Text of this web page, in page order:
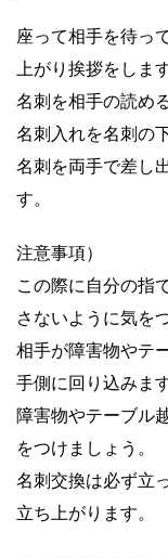
座って相手を待っ
上がり挨拶をします
名刺を相手の読め
名刺入れを名刺の
名刺を両手で差し
す。
注意事項）
この際に自分の指
さないように気を
相手が障害物やテ
手側に回り込みます
障害物やテーブル
をつけましょう。
名刺交換は必ず立
立ち上がります。